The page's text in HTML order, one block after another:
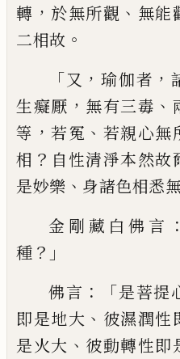
轉 ， 於無所觀 、 無能
二相故 。
「又 ，瑜伽者 ，
生癡厭 ， 無有三毒 、
等 ，若冤 、 若親心無
相 ？ 自性清淨本然故
是妙樂 、 身諸色相悉
金剛藏白佛言
種 ？」
佛言 ：「是菩提
即是地大 、 彼濕潤性
是火大 、 彼動轉性即